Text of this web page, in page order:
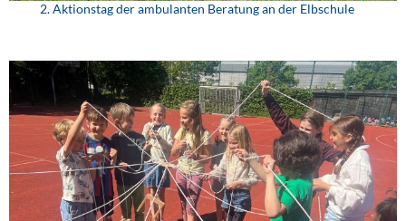
2. Aktionstag der ambulanten Beratung an der Elbschule